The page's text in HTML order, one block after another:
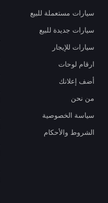
سيارات مستعملة للبيع
سيارات جديدة للبيع
سيارات للإيجار
ارقام لوحات
أضف إعلانك
من نحن
سياسة الخصوصية
الشروط والأحكام